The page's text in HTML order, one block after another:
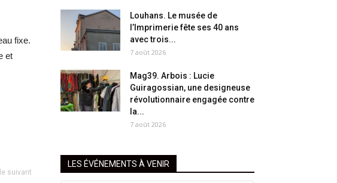
fixe.
et
suivant
Louhans. Le musée de
l’Imprimerie fête ses 40 ans
avec trois...
7 août 2026
Mag39. Arbois : Lucie
Guiragossian, une designeuse
révolutionnaire engagée contre
la...
7 août 2026
LES ÉVÉNEMENTS À VENIR